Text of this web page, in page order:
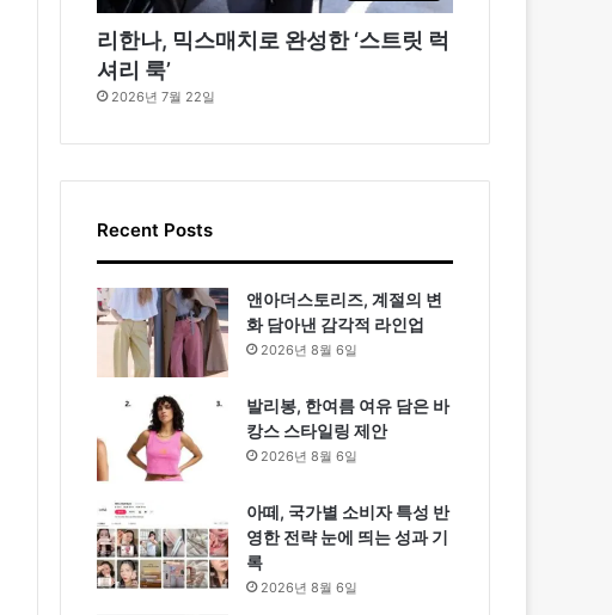
리한나, 믹스매치로 완성한 ‘스트릿 럭
셔리 룩’
2026년 7월 22일
Recent Posts
앤아더스토리즈, 계절의 변
화 담아낸 감각적 라인업
2026년 8월 6일
발리봉, 한여름 여유 담은 바
캉스 스타일링 제안
2026년 8월 6일
아떼, 국가별 소비자 특성 반
영한 전략 눈에 띄는 성과 기
록
2026년 8월 6일